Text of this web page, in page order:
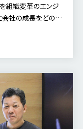
組織変革のエンジ
会社の成長をどのよ
いました。